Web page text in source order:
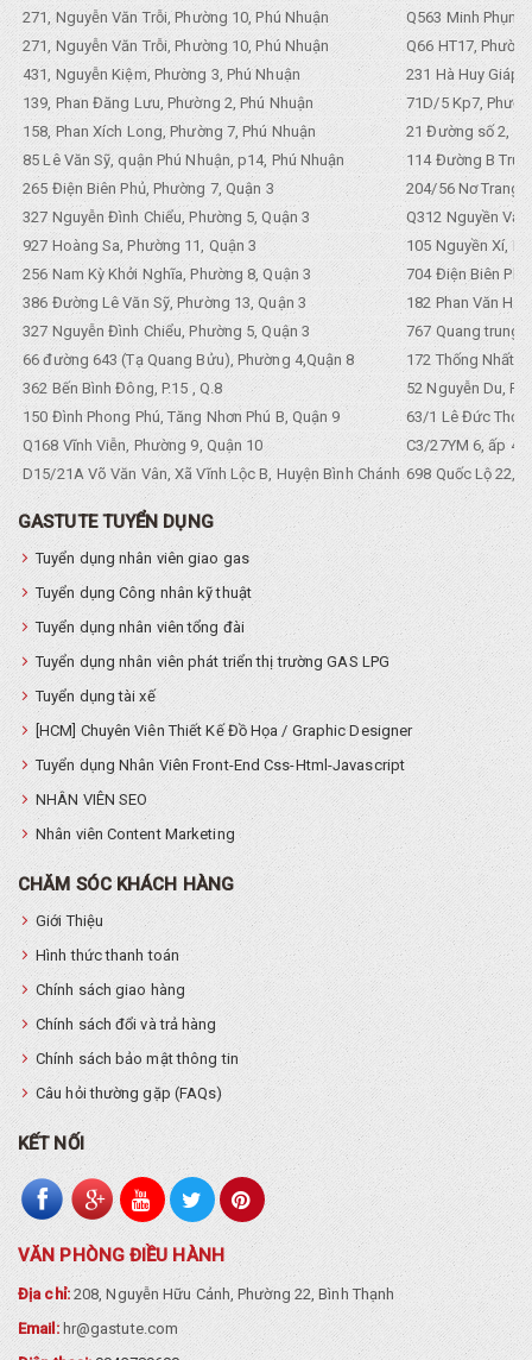
271, Nguyễn Văn Trỗi, Phường 10, Phú Nhuận
Q563 Minh
271, Nguyễn Văn Trỗi, Phường 10, Phú Nhuận
Q66 HT17,
431, Nguyễn Kiệm, Phường 3, Phú Nhuận
231 Hà Huy Giáp,
139, Phan Đăng Lưu, Phường 2, Phú Nhuận
71D/5 Kp7,
158, Phan Xích Long, Phường 7, Phú Nhuận
21 Đường số 2,
85 Lê Văn Sỹ, quận Phú Nhuận, p14, Phú Nhuận
114 Đường B
265 Điện Biên Phủ, Phường 7, Quận 3
204/56 Nơ Trang
327 Nguyễn Đình Chiểu, Phường 5, Quận 3
Q312 Nguyền
927 Hoàng Sa, Phường 11, Quận 3
105 Nguyền Xí,
256 Nam Kỳ Khởi Nghĩa, Phường 8, Quận 3
704 Điện Biên
386 Đường Lê Văn Sỹ, Phường 13, Quận 3
182 Phan Văn
327 Nguyễn Đình Chiểu, Phường 5, Quận 3
767 Quang trung,
66 đường 643 (Tạ Quang Bửu), Phường 4,Quận 8
172 Thống Nhất.
362 Bến Bình Đông, P.15 , Q.8
52 Nguyễn Du,
150 Đình Phong Phú, Tăng Nhơn Phú B, Quận 9
63/1 Lê Đức Thọ,
Q168 Vĩnh Viễn, Phường 9, Quận 10
C3/27YM 6, ấp 4,
D15/21A Võ Văn Vân, Xã Vĩnh Lộc B, Huyện Bình Chánh 698 Quốc Lộ 22,
GASTUTE TUYỂN DỤNG
Tuyển dụng nhân viên giao gas
Tuyển dụng Công nhân kỹ thuật
Tuyển dụng nhân viên tổng đài
Tuyển dụng nhân viên phát triển thị trường GAS LPG
Tuyển dụng tài xế
[HCM] Chuyên Viên Thiết Kế Đồ Họa / Graphic Designer
Tuyển dụng Nhân Viên Front-End Css-Html-Javascript
NHÂN VIÊN SEO
Nhân viên Content Marketing
CHĂM SÓC KHÁCH HÀNG
Giới Thiệu
Hình thức thanh toán
Chính sách giao hàng
Chính sách đổi và trả hàng
Chính sách bảo mật thông tin
Câu hỏi thường gặp (FAQs)
KẾT NỐI
VĂN PHÒNG ĐIỀU HÀNH
Địa chỉ:208, Nguyễn Hữu Cảnh, Phường 22, Bình Thạnh
Email: hr@gastute.com